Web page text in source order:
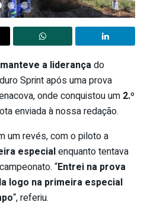
manteve a liderançado
Sprint após uma prova
onde conquistou um 2.º
enviada à nossa redação.
um revés, com o piloto a
especialenquanto tentava
“Entrei na prova
logo na primeira especial
“, referiu.